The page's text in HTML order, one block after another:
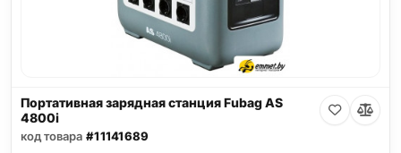
Портативная зарядная станция Fubag AS
4800i
код товара #11141689